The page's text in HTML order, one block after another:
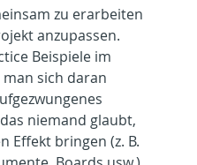
zu erarbeiten
anzupassen.
Beispiele im
sich daran
niemand glaubt,
Effekt bringen (z. B.